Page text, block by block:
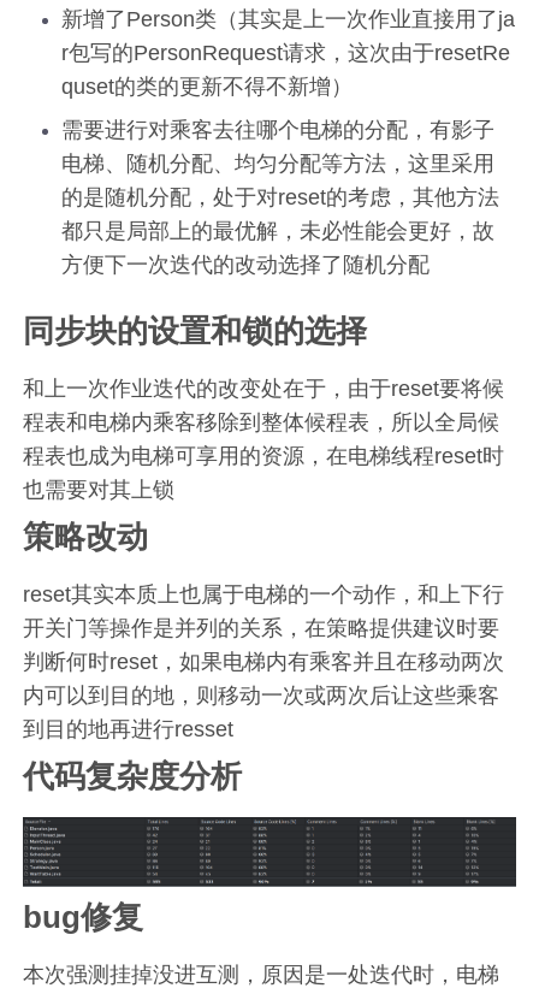
新增了Person类（其实是上一次作业直接用了ja
r包写的PersonRequest请求，这次由于resetRe
quset的类的更新不得不新增）
需要进行对乘客去往哪个电梯的分配，有影子
电梯、随机分配、均匀分配等方法，这里采用
的是随机分配，处于对reset的考虑，其他方法
都只是局部上的最优解，未必性能会更好，故
方便下一次迭代的改动选择了随机分配
同步块的设置和锁的选择
和上一次作业迭代的改变处在于，由于reset要将候
程表和电梯内乘客移除到整体候程表，所以全局候
程表也成为电梯可享用的资源，在电梯线程reset时
也需要对其上锁
策略改动
reset其实本质上也属于电梯的一个动作，和上下行
开关门等操作是并列的关系，在策略提供建议时要
判断何时reset，如果电梯内有乘客并且在移动两次
内可以到目的地，则移动一次或两次后让这些乘客
到目的地再进行resset
代码复杂度分析
bug修复
本次强测挂掉没进互测，原因是一处迭代时，电梯